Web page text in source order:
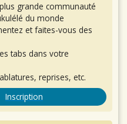
grande communauté
du monde
et faites-vous des
tabs dans votre
reprises, etc.
Inscription